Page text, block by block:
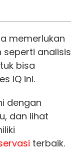
memerlukan
seperti analisis
bisa
IQ ini.
dengan
dan lihat
terbaik.